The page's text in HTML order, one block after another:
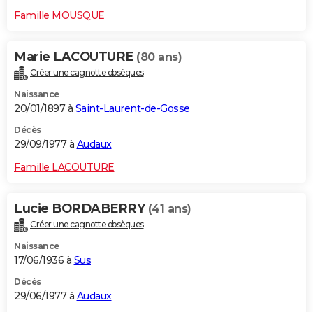
Famille MOUSQUE
Marie LACOUTURE (80 ans)
Créer une cagnotte obsèques
Naissance
20/01/1897 à Saint-Laurent-de-Gosse
Décès
29/09/1977 à Audaux
Famille LACOUTURE
Lucie BORDABERRY (41 ans)
Créer une cagnotte obsèques
Naissance
17/06/1936 à Sus
Décès
29/06/1977 à Audaux